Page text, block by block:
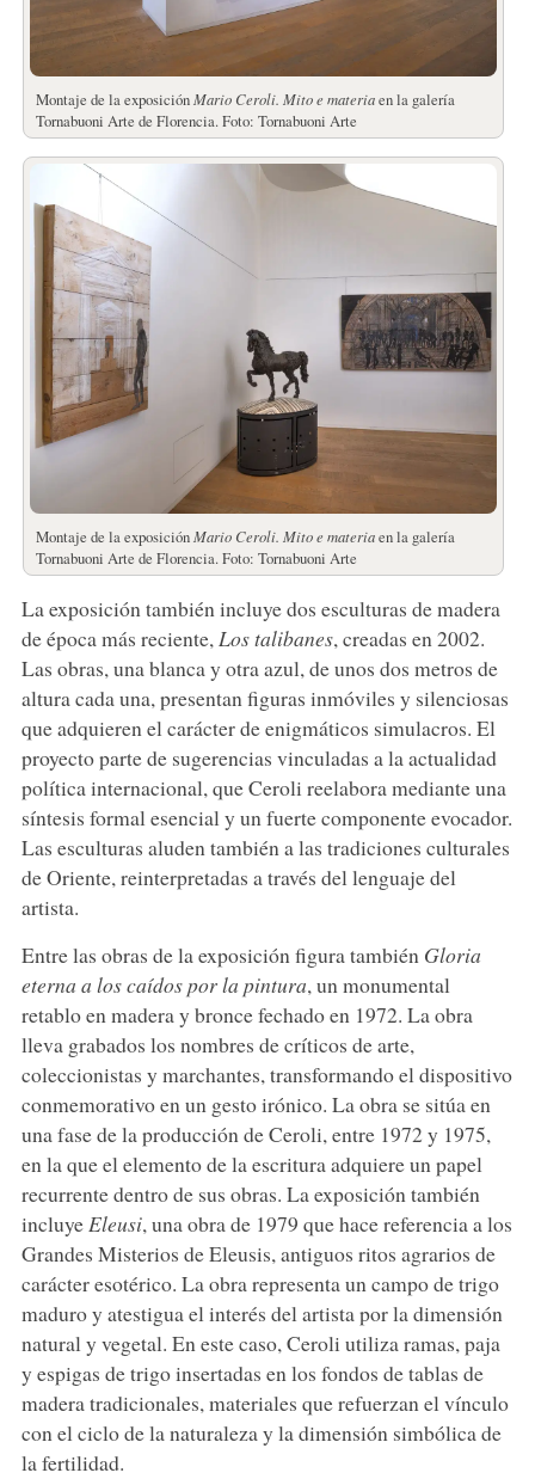
Montaje de la exposiciónMario Ceroli. Mito e materiaen la galería
Tornabuoni Arte de Florencia. Foto: Tornabuoni Arte
Montaje de la exposiciónMario Ceroli. Mito e materiaen la galería
Tornabuoni Arte de Florencia. Foto: Tornabuoni Arte
La exposición también incluye dos esculturas de madera
de época más reciente,Los talibanes, creadas en 2002.
Las obras, una blanca y otra azul, de unos dos metros de
altura cada una, presentan figuras inmóviles y silenciosas
que adquieren el carácter de enigmáticos simulacros. El
proyecto parte de sugerencias vinculadas a la actualidad
política internacional, que Ceroli reelabora mediante una
síntesis formal esencial y un fuerte componente evocador.
Las esculturas aluden también a las tradiciones culturales
de Oriente, reinterpretadas a través del lenguaje del
artista.
Entre las obras de la exposición figura también Gloria
eterna a los caídos por la pintura, un monumental
retablo en madera y bronce fechado en 1972. La obra
lleva grabados los nombres de críticos de arte,
coleccionistas y marchantes, transformando el dispositivo
conmemorativo en un gesto irónico. La obra se sitúa en
una fase de la producción de Ceroli, entre 1972 y 1975,
en la que el elemento de la escritura adquiere un papel
recurrente dentro de sus obras. La exposición también
incluyeEleusi, una obra de 1979 que hace referencia a los
Grandes Misterios de Eleusis, antiguos ritos agrarios de
carácter esotérico. La obra representa un campo de trigo
maduro y atestigua el interés del artista por la dimensión
natural y vegetal. En este caso, Ceroli utiliza ramas, paja
y espigas de trigo insertadas en los fondos de tablas de
madera tradicionales, materiales que refuerzan el vínculo
con el ciclo de la naturaleza y la dimensión simbólica de
la fertilidad.